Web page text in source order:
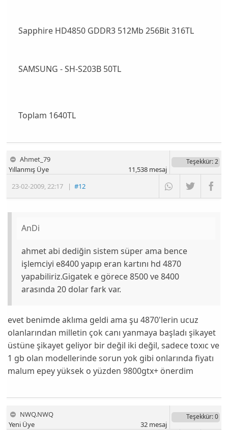
Sapphire HD4850 GDDR3 512Mb 256Bit 316TL
SAMSUNG - SH-S203B 50TL
Toplam 1640TL
Ahmet_79
23-02-2009,22:17 |#12
Yıllanmış Üye
Teşekkür: 2
11,538mesaj
AnDi
ahmet abi dediğin sistem süper ama bence
işlemciyi e8400 yapıp eran kartını hd 4870
yapabiliriz.Gigatek e görece 8500 ve 8400
arasında 20 dolar fark var.
evet benimde aklıma geldi ama şu 4870'lerin ucuz
olanlarından milletin çok canı yanmaya başladı şikayet
üstüne şikayet geliyor bir değil iki değil, sadece toxıc ve
1 gb olan modellerinde sorun yok gibi onlarında fiyatı
malum epey yüksek o yüzden 9800gtx+ önerdim
NWQ.NWQ
Yeni Üye
Teşekkür: 0
32mesaj